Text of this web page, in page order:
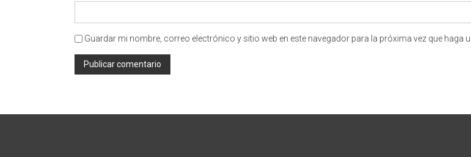
Guardar mi nombre, correo electrónico y sitio web en este navegador para la próxima vez que haga